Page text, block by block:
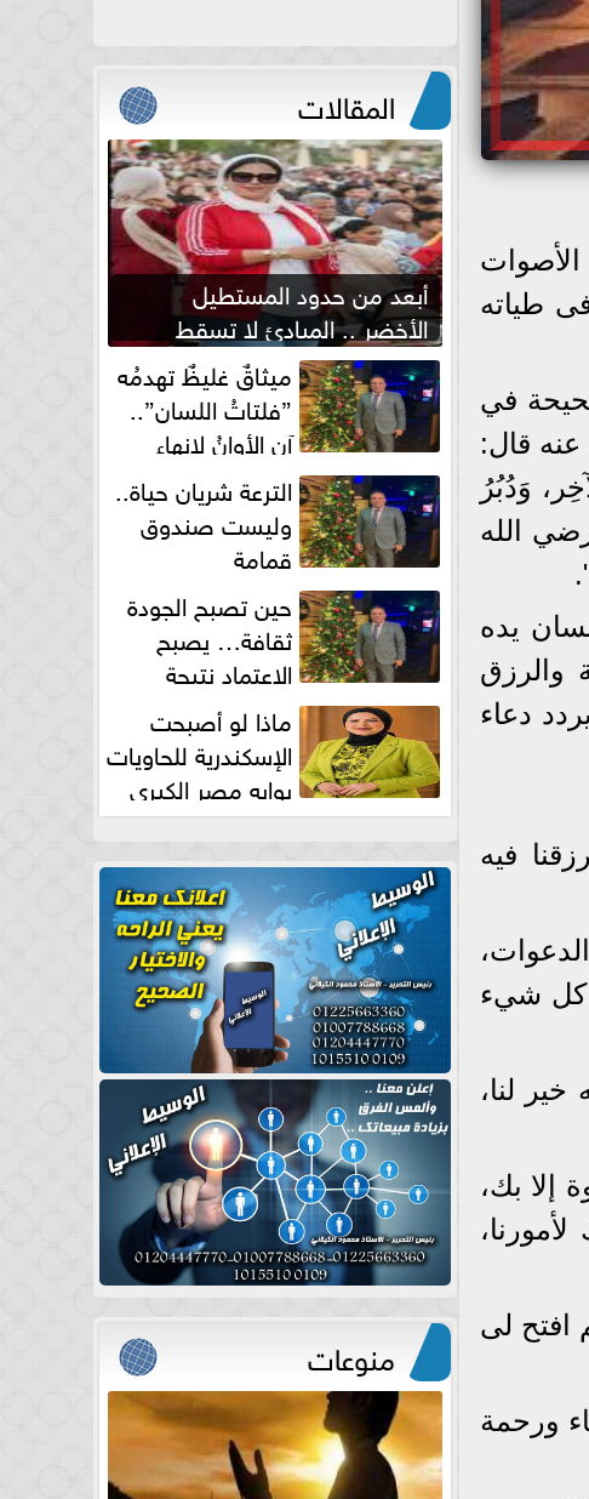
طياته
في
قال:
وَدُبُرُ
الله
يده
والرزق
دعاء
فيه
كل شيء
لنا،
إلا بك،
افتح لى
ورحمة
المقالات
أبعد من حدود المستطيل
الأخضر .. المبادئ لا تسقط
بصفارة الحكم ميثاقٌ غليظٌ تهدمُه
”فلتاتُ اللسان”..
آن الأوانُ لإنهاءِ
فوضى الطلاق الشفهي!الترعة شريان حياة..
وليست صندوق
قمامة
حين تصبح الجودة
ثقافة… يصبح
الاعتماد نتيجة
طبيعية
ماذا لو أصبحت
الإسكندرية للحاويات
بوابه مصر الكبري
للتجارة العالمية بقلم د...
منوعات